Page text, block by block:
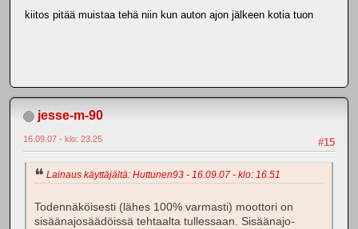
kiitos pitää muistaa tehä niin kun auton ajon jälkeen kotia tuon
jesse-m-90
#15
16.09.07 - klo: 23.25
Lainaus käyttäjältä: Huttunen93 - 16.09.07 - klo: 16.51
Todennäköisesti (lähes 100% varmasti) moottori on
sisäänajosäädöissä tehtaalta tullessaan. Sisäänajo-